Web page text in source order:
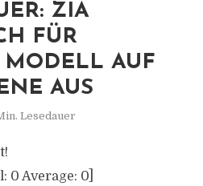
ZIA
FÜR
MODELL AUF
AUS
Lesedauer
0 Average: 0]